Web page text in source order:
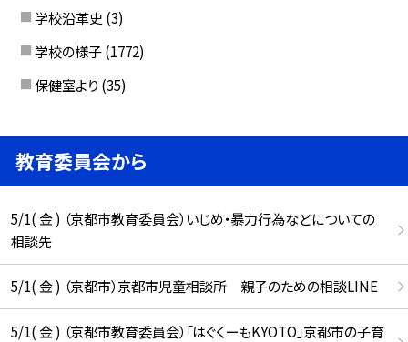
学校沿革史 (3)
学校の様子 (1772)
保健室より (35)
教育委員会から
5/1( 金 ) （京都市教育委員会）いじめ・暴力行為などについての
相談先
5/1( 金 ) （京都市）京都市児童相談所 親子のための相談LINE
5/1( 金 ) （京都市教育委員会）「はぐくーもKYOTO」京都市の子育